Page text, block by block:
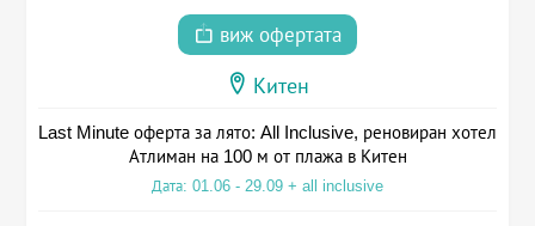
виж офертата
Китен
Last Minute оферта за лято: All Inclusive, реновиран хотел
Атлиман на 100 м от плажа в Китен
Дата: 01.06 - 29.09 + all inclusive